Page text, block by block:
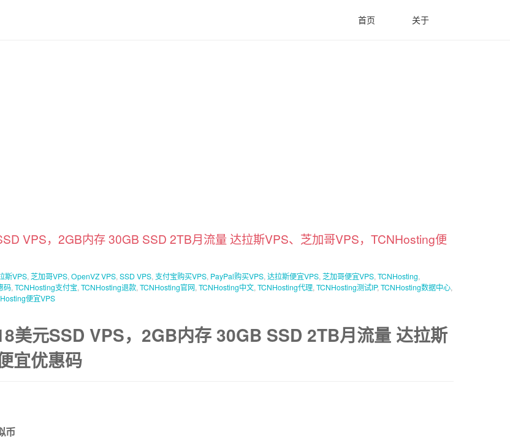
首页 关于
VPS，2GB内存 30GB SSD 2TB月流量 达拉斯VPS、芝加哥VPS，TCNHosting便
斯VPS, 芝加哥VPS, OpenVZ VPS, SSD VPS, 支付宝购买VPS, PayPal购买VPS, 达拉斯便宜VPS, 芝加哥便宜VPS, TCNHosting,
码, TCNHosting支付宝, TCNHosting退款, TCNHosting官网, TCNHosting中文, TCNHosting代理, TCNHosting测试IP, TCNHosting数据中心,
便宜VPS
美元SSD VPS，2GB内存 30GB SSD 2TB月流量 达拉斯
宜优惠码
币